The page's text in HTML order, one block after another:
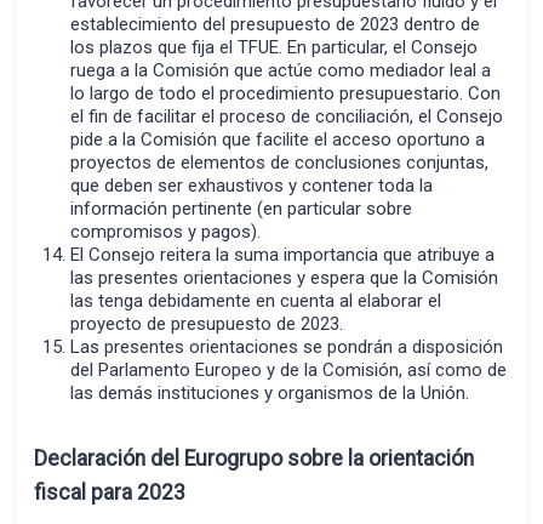
establecimiento del presupuesto de 2023 dentro de
los plazos que fija el TFUE. En particular, el Consejo
ruega a la Comisión que actúe como mediador leal a
lo largo de todo el procedimiento presupuestario. Con
el fin de facilitar el proceso de conciliación, el Consejo
pide a la Comisión que facilite el acceso oportuno a
proyectos de elementos de conclusiones conjuntas,
que deben ser exhaustivos y contener toda la
información pertinente (en particular sobre
compromisos y pagos).
El Consejo reitera la suma importancia que atribuye a
las presentes orientaciones y espera que la Comisión
las tenga debidamente en cuenta al elaborar el
proyecto de presupuesto de 2023.
Las presentes orientaciones se pondrán a disposición
del Parlamento Europeo y de la Comisión, así como de
las demás instituciones y organismos de la Unión.
Declaración del Eurogrupo sobre la orientación
fiscal para 2023